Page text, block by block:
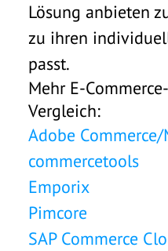
Lösung anbieten
zu ihren
passt.
Mehr E-
Vergleich:
Adobe
commercetools
Emporix
Pimcore
SAP Commerce